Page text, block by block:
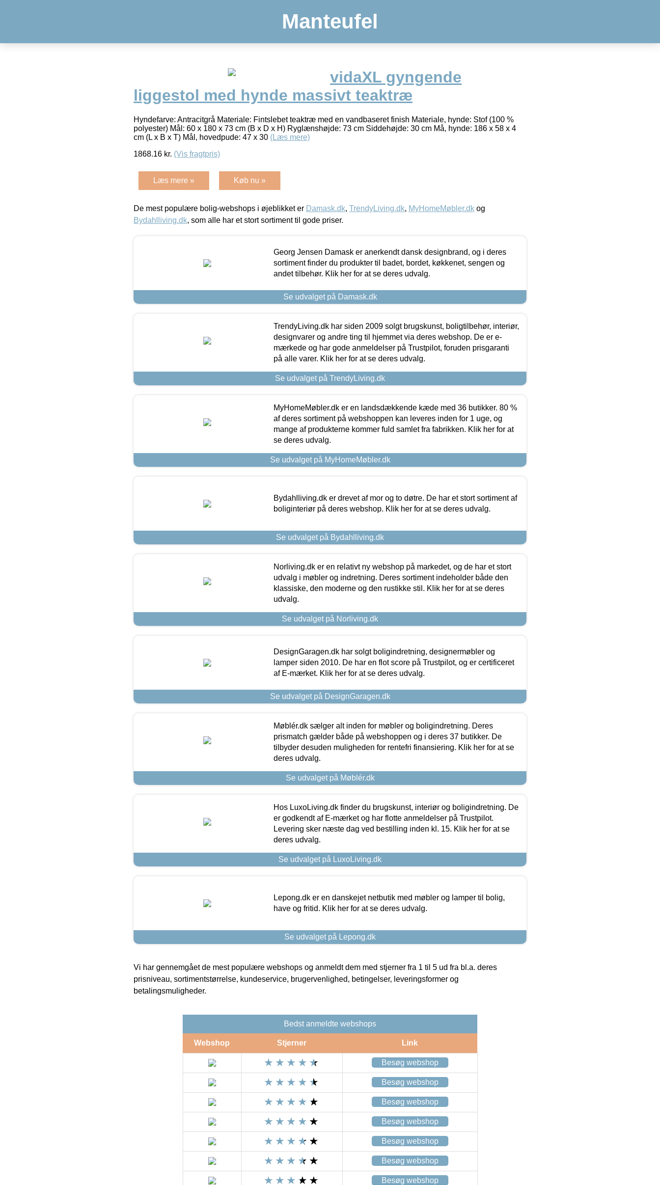
Manteufel
vidaXL gyngende
liggestol med hynde massivt teaktræ
Hyndefarve: Antracitgrå Materiale: Fintslebet teaktræ med en vandbaseret finish Materiale, hynde: Stof (100 %
polyester) Mål: 60 x 180 x 73 cm (B x D x H) Ryglænshøjde: 73 cm Siddehøjde: 30 cm Må, hynde: 186 x 58 x 4
cm (L x B x T) Mål, hovedpude: 47 x 30 (Læs mere)
1868.16 kr. (Vis fragtpris)
Læs mere » Køb nu »
De mest populære bolig-webshops i øjeblikket er Damask.dk, TrendyLiving.dk, MyHomeMøbler.dk og
Bydahlliving.dk, som alle har et stort sortiment til gode priser.
Georg Jensen Damask er anerkendt dansk designbrand, og i deres
sortiment finder du produkter til badet, bordet, køkkenet, sengen og
andet tilbehør. Klik her for at se deres udvalg.
Se udvalget på Damask.dk
TrendyLiving.dk har siden 2009 solgt brugskunst, boligtilbehør, interiør,
designvarer og andre ting til hjemmet via deres webshop. De er e-
mærkede og har gode anmeldelser på Trustpilot, foruden prisgaranti
på alle varer. Klik her for at se deres udvalg.
Se udvalget på TrendyLiving.dk
MyHomeMøbler.dk er en landsdækkende kæde med 36 butikker. 80 %
af deres sortiment på webshoppen kan leveres inden for 1 uge, og
mange af produkterne kommer fuld samlet fra fabrikken. Klik her for at
se deres udvalg.
Se udvalget på MyHomeMøbler.dk
Bydahlliving.dk er drevet af mor og to døtre. De har et stort sortiment af
boliginteriør på deres webshop. Klik her for at se deres udvalg.
Se udvalget på Bydahlliving.dk
Norliving.dk er en relativt ny webshop på markedet, og de har et stort
udvalg i møbler og indretning. Deres sortiment indeholder både den
klassiske, den moderne og den rustikke stil. Klik her for at se deres
udvalg.
Se udvalget på Norliving.dk
DesignGaragen.dk har solgt boligindretning, designermøbler og
lamper siden 2010. De har en flot score på Trustpilot, og er certificeret
af E-mærket. Klik her for at se deres udvalg.
Se udvalget på DesignGaragen.dk
Møblér.dk sælger alt inden for møbler og boligindretning. Deres
prismatch gælder både på webshoppen og i deres 37 butikker. De
tilbyder desuden muligheden for rentefri finansiering. Klik her for at se
deres udvalg.
Se udvalget på Møblér.dk
Hos LuxoLiving.dk finder du brugskunst, interiør og boligindretning. De
er godkendt af E-mærket og har flotte anmeldelser på Trustpilot.
Levering sker næste dag ved bestilling inden kl. 15. Klik her for at se
deres udvalg.
Se udvalget på LuxoLiving.dk
Lepong.dk er en danskejet netbutik med møbler og lamper til bolig,
have og fritid. Klik her for at se deres udvalg.
Se udvalget på Lepong.dk
Vi har gennemgået de mest populære webshops og anmeldt dem med stjerner fra 1 til 5 ud fra bl.a. deres
prisniveau, sortimentstørrelse, kundeservice, brugervenlighed, betingelser, leveringsformer og
betalingsmuligheder.
Bedst anmeldte webshops
Webshop Stjerner Link
Besøg webshop
Besøg webshop
Besøg webshop
Besøg webshop
Besøg webshop
Besøg webshop
Besøg webshop